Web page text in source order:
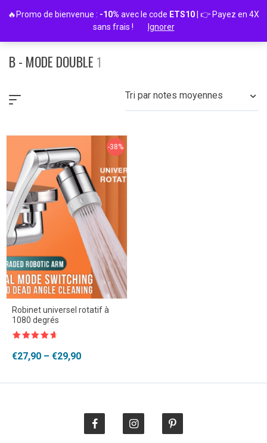
B - MODE DOUBLE 1
Tri par notes moyennes
-38%
Robinet universel rotatif à
1080 degrés
€27,90 – €29,90
Plage
🔥Promo de bienvenue : -10% avec le code ETS10 | 👉 Payez en 4X
sans frais !
Ignorer